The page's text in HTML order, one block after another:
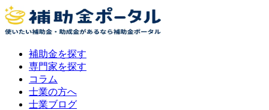
補助金を探す
専門家を探す
コラム
士業の方へ
士業ブログ